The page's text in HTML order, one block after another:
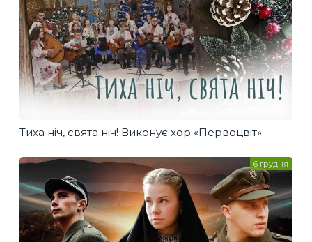
Тиха ніч, свята ніч! Виконує хор «Первоцвіт»
6 грудня